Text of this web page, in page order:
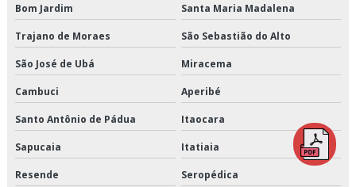
Empresa de armazenagem de produtos perecíveis
Empresa de armazenagem e distribuição
Empresa de armazenagem e logística
Empresa de armazenagem para alimentos climatizados
Bom Jardim Santa Maria Madalena
Trajano de Moraes São Sebastião do Alto
São José de Ubá Miracema
Cambuci Aperibé
Santo Antônio de Pádua Itaocara
Sapucaia Itatiaia
Resende Seropédica